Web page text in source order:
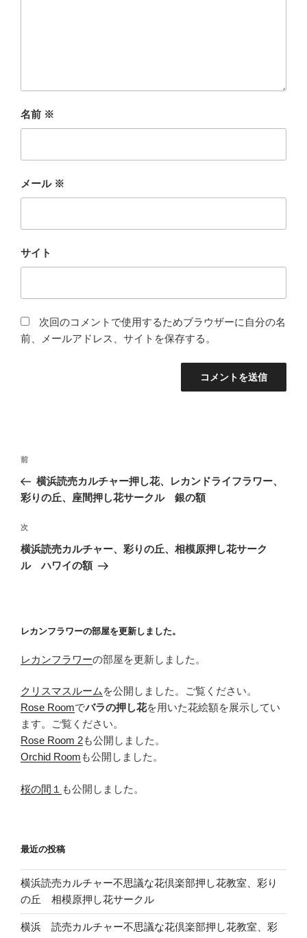
名前 ※
メール ※
サイト
次回のコメントで使用するためブラウザーに自分の名
前、メールアドレス、サイトを保存する。
投
ナ
ゲ
ー
シ
前
の
投
前
横浜読売カルチャー押し花、レカンドライフラワー、
彩りの丘、座間押し花サークル 銀の額
次
の
投
次
横浜読売カルチャー、彩りの丘、相模原押し花サーク
ル ハワイの額
レカンフラワーの部屋を更新しました。
レカンフラワーの部屋を更新しました。
クリスマスルームを公開しました。ご覧ください。
Rose Roomでバラの押し花を用いた花絵額を展示してい
ます。ご覧ください。
Rose Room 2も公開しました。
Orchid Room も公開しました。
桜の間１ も公開しました。
最近の投稿
横浜読売カルチャー不思議な花倶楽部押し花教室、彩り
の丘 相模原押し花サークル
横浜 読売カルチャー不思議な花倶楽部押し花教室、彩